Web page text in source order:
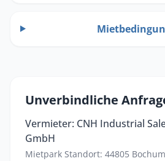
Unverbindliche
Vermieter: CNH Industrial
GmbH
Mietpark Standort: 44805 Bochum